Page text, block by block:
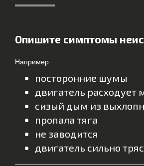
Опишите симптомы
Например:
посторонние шумы
двигатель расходует
сизый дым из
пропала тяга
не заводится
двигатель сильно